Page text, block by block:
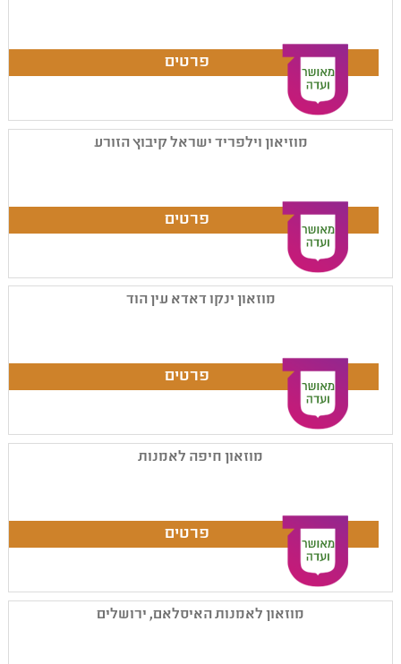
מוזיאון וילפריד ישראל קיבוץ הזורע
מוזאון ינקו דאדא עין הוד
מוזאון חיפה לאמנות
מוזאון לאמנות האיסלאם, ירושלים